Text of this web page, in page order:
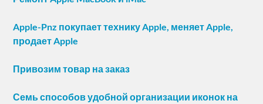
Apple-Pnz покупает технику Apple, меняет Apple,
продает Apple
Привозим товар на заказ
Семь способов удобной организации иконок на